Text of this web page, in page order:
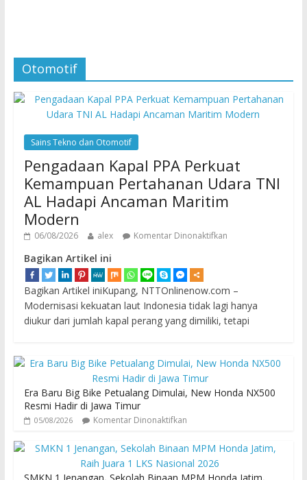
Otomotif
Sains Tekno dan Otomotif
Pengadaan Kapal PPA Perkuat
Kemampuan Pertahanan Udara TNI
AL Hadapi Ancaman Maritim
Modern
06/08/2026 alex Komentar Dinonaktifkan
Bagikan Artikel ini
Bagikan Artikel iniKupang, NTTOnlinenow.com –
Modernisasi kekuatan laut Indonesia tidak lagi hanya
diukur dari jumlah kapal perang yang dimiliki, tetapi
Era Baru Big Bike Petualang Dimulai, New Honda NX500
Resmi Hadir di Jawa Timur
05/08/2026 Komentar Dinonaktifkan